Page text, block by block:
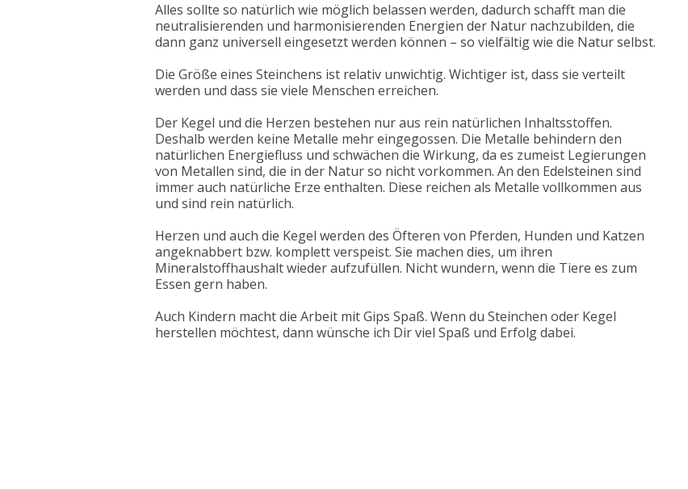
Alles sollte so natürlich wie möglich belassen werden, dadurch schafft man die
neutralisierenden und harmonisierenden Energien der Natur nachzubilden, die
dann ganz universell eingesetzt werden können – so vielfältig wie die Natur selbst.
Die Größe eines Steinchens ist relativ unwichtig. Wichtiger ist, dass sie verteilt
werden und dass sie viele Menschen erreichen.
Der Kegel und die Herzen bestehen nur aus rein natürlichen Inhaltsstoffen.
Deshalb werden keine Metalle mehr eingegossen. Die Metalle behindern den
natürlichen Energiefluss und schwächen die Wirkung, da es zumeist Legierungen
von Metallen sind, die in der Natur so nicht vorkommen. An den Edelsteinen sind
immer auch natürliche Erze enthalten. Diese reichen als Metalle vollkommen aus
und sind rein natürlich.
Herzen und auch die Kegel werden des Öfteren von Pferden, Hunden und Katzen
angeknabbert bzw. komplett verspeist. Sie machen dies, um ihren
Mineralstoffhaushalt wieder aufzufüllen. Nicht wundern, wenn die Tiere es zum
Essen gern haben.
Auch Kindern macht die Arbeit mit Gips Spaß. Wenn du Steinchen oder Kegel
herstellen möchtest, dann wünsche ich Dir viel Spaß und Erfolg dabei.